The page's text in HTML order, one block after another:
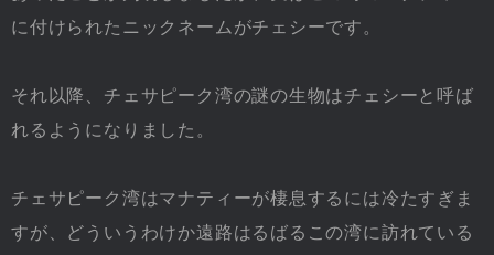
に付けられたニックネームがチェシーです。
それ以降、チェサピーク湾の謎の生物はチェシーと呼ば
れるようになりました。
チェサピーク湾はマナティーが棲息するには冷たすぎま
すが、どういうわけか遠路はるばるこの湾に訪れている